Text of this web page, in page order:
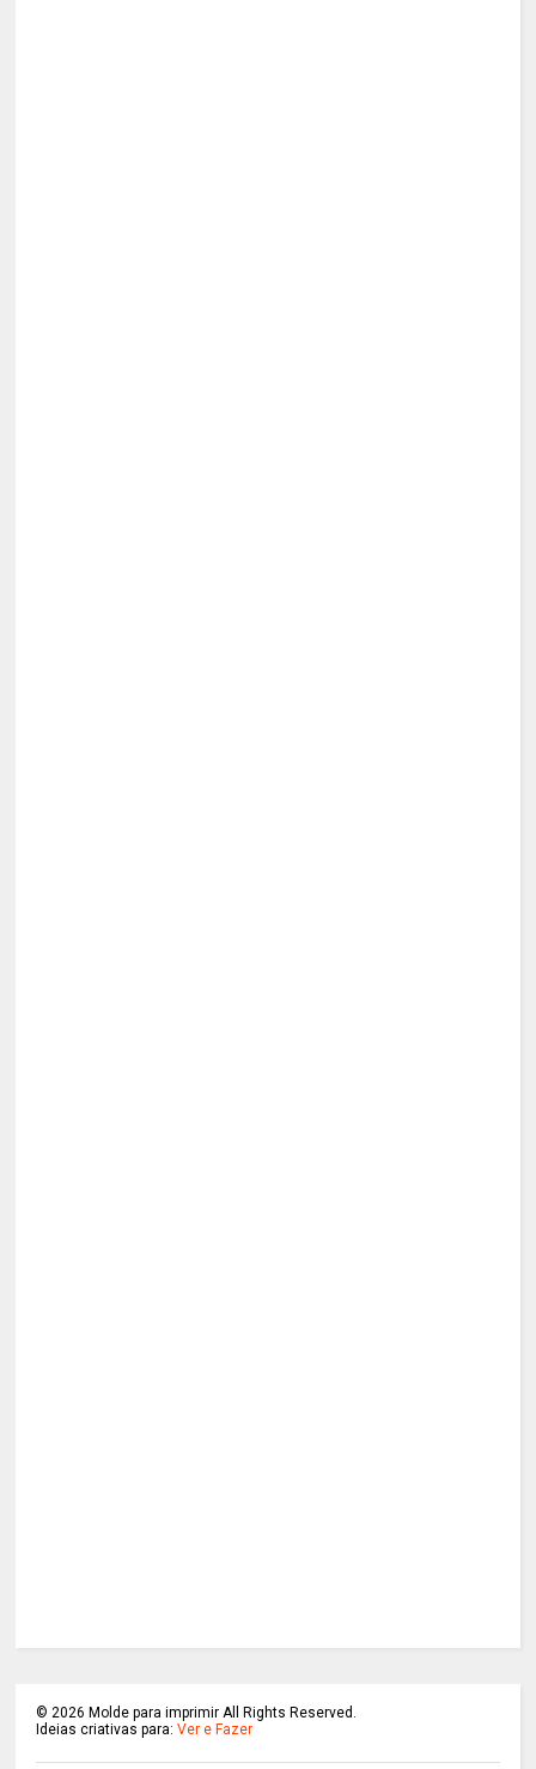
©2026 Molde para imprimir All Rights Reserved.
Ideias criativas para:Ver e Fazer